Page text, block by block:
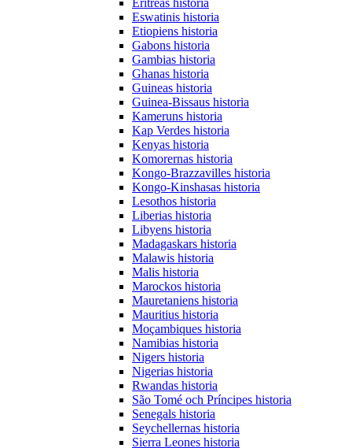
Eswatinis historia
Etiopiens historia
Gabons historia
Gambias historia
Ghanas historia
Guineas historia
Guinea-Bissaus historia
Kameruns historia
Kap Verdes historia
Kenyas historia
Komorernas historia
Kongo-Brazzavilles historia
Kongo-Kinshasas historia
Lesothos historia
Liberias historia
Libyens historia
Madagaskars historia
Malawis historia
Malis historia
Marockos historia
Mauretaniens historia
Mauritius historia
Moçambiques historia
Namibias historia
Nigers historia
Nigerias historia
Rwandas historia
São Tomé och Príncipes historia
Senegals historia
Seychellernas historia
Sierra Leones historia